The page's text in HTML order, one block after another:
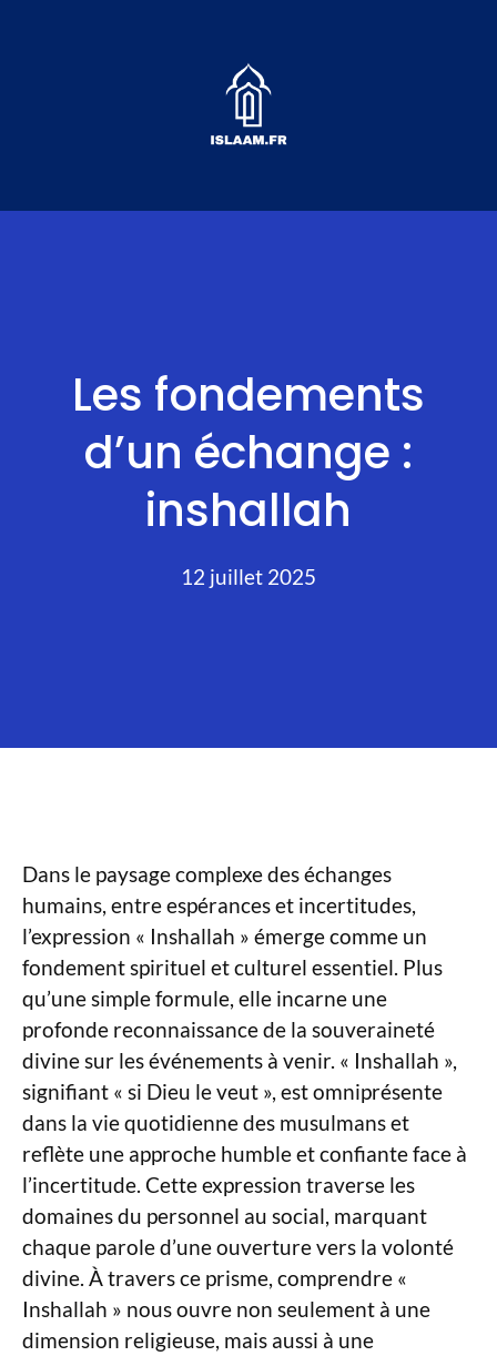
Les fondements
d’un échange :
inshallah
12 juillet 2025
Dans le paysage complexe des échanges
humains, entre espérances et incertitudes,
l’expression « Inshallah » émerge comme un
fondement spirituel et culturel essentiel. Plus
qu’une simple formule, elle incarne une
profonde reconnaissance de la souveraineté
divine sur les événements à venir. « Inshallah »,
signifiant « si Dieu le veut », est omniprésente
dans la vie quotidienne des musulmans et
reflète une approche humble et confiante face à
l’incertitude. Cette expression traverse les
domaines du personnel au social, marquant
chaque parole d’une ouverture vers la volonté
divine. À travers ce prisme, comprendre «
Inshallah » nous ouvre non seulement à une
dimension religieuse, mais aussi à une